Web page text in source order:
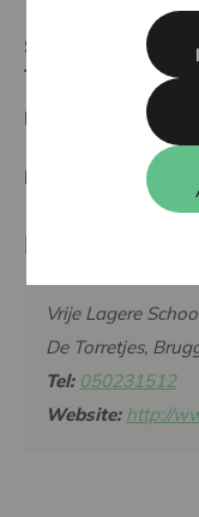
Status:
Volledig
Tielt-Torhout
Datum:
17/02/2025
Beslissing:
Partner
Vrije Lagere
De Torretjes,
Tel: 050231512
Website: http://